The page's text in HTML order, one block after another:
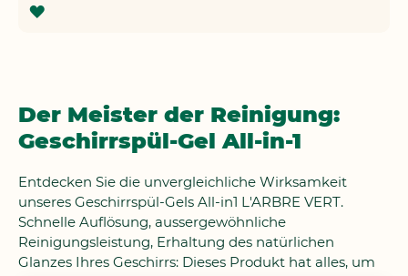
Der Meister der Reinigung:
Geschirrspül-Gel All-in-1
Entdecken Sie die unvergleichliche Wirksamkeit
unseres Geschirrspül-Gels All-in1 L'ARBRE VERT.
Schnelle Auflösung, aussergewöhnliche
Reinigungsleistung, Erhaltung des natürlichen
Glanzes Ihres Geschirrs: Dieses Produkt hat alles, um
ZUR